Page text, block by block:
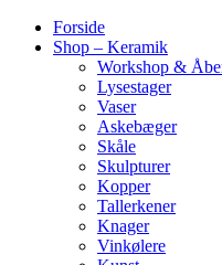
Forside
Shop – Keramik
Workshop &
Lysestager
Vaser
Askebæger
Skåle
Skulpturer
Kopper
Tallerkener
Knager
Vinkølere